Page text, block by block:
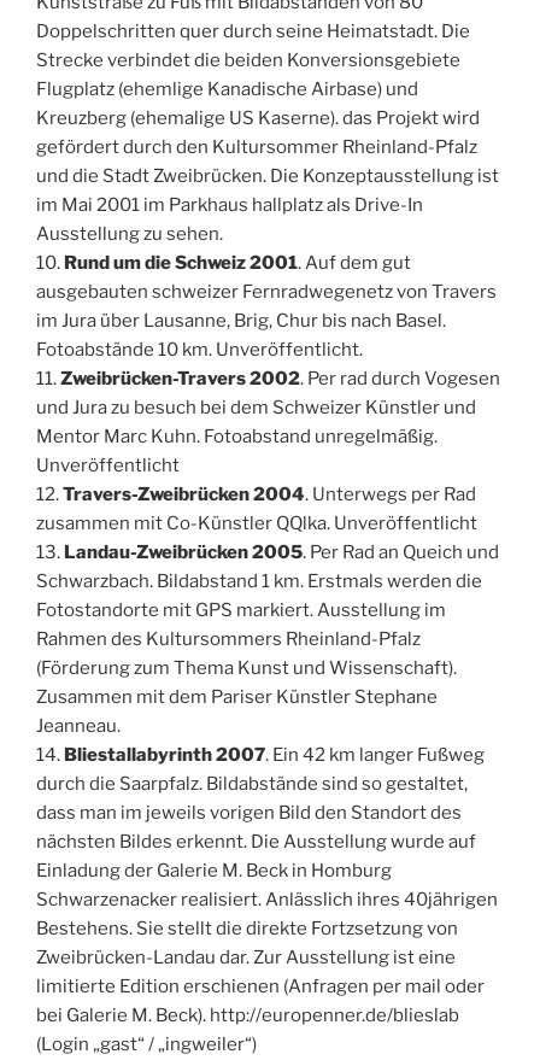
Doppelschritten quer durch seine Heimatstadt. Die
Strecke verbindet die beiden Konversionsgebiete
Flugplatz (ehemlige Kanadische Airbase) und
Kreuzberg (ehemalige US Kaserne). das Projekt wird
gefördert durch den Kultursommer Rheinland-Pfalz
und die Stadt Zweibrücken. Die Konzeptausstellung ist
im Mai 2001 im Parkhaus hallplatz als Drive-In
Ausstellung zu sehen.
10. Rund um die Schweiz 2001. Auf dem gut
ausgebauten schweizer Fernradwegenetz von Travers
im Jura über Lausanne, Brig, Chur bis nach Basel.
Fotoabstände 10 km. Unveröffentlicht.
11.Zweibrücken-Travers 2002. Per rad durch Vogesen
und Jura zu besuch bei dem Schweizer Künstler und
Mentor Marc Kuhn. Fotoabstand unregelmäßig.
Unveröffentlicht
12.Travers-Zweibrücken 2004. Unterwegs per Rad
zusammen mit Co-Künstler QQlka. Unveröffentlicht
13. Landau-Zweibrücken 2005. Per Rad an Queich und
Schwarzbach. Bildabstand 1 km. Erstmals werden die
Fotostandorte mit GPS markiert. Ausstellung im
Rahmen des Kultursommers Rheinland-Pfalz
(Förderung zum Thema Kunst und Wissenschaft).
Zusammen mit dem Pariser Künstler Stephane
Jeanneau.
14. Bliestallabyrinth 2007. Ein 42 km langer Fußweg
durch die Saarpfalz. Bildabstände sind so gestaltet,
dass man im jeweils vorigen Bild den Standort des
nächsten Bildes erkennt. Die Ausstellung wurde auf
Einladung der Galerie M. Beck in Homburg
Schwarzenacker realisiert. Anlässlich ihres 40jährigen
Bestehens. Sie stellt die direkte Fortzsetzung von
Zweibrücken-Landau dar. Zur Ausstellung ist eine
limitierte Edition erschienen (Anfragen per mail oder
bei Galerie M. Beck). http://europenner.de/blieslab
(Login „gast“ / „ingweiler“)